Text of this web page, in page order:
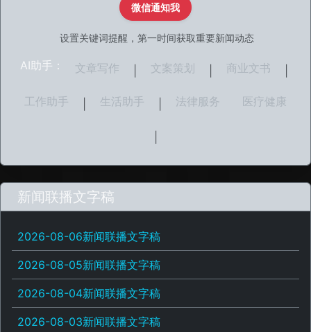
微信通知我
设置关键词提醒，第一时间获取重要新闻动态
AI助手： 文章写作 文案策划 商业文书
工作助手 生活助手 法律服务 医疗健康
新闻联播文字稿
2026-08-06新闻联播文字稿
2026-08-05新闻联播文字稿
2026-08-04新闻联播文字稿
2026-08-03新闻联播文字稿